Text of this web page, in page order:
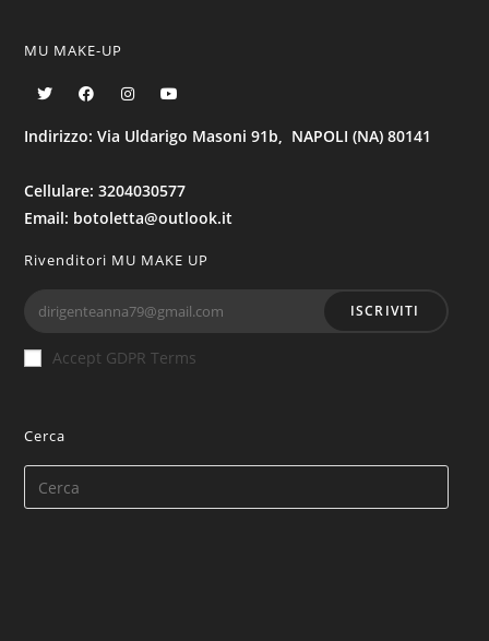
MU MAKE-UP
Indirizzo: Via Uldarigo Masoni 91b, NAPOLI (NA) 80141
Cellulare: 3204030577
Email: botoletta@outlook.it
Rivenditori MU MAKE UP
ISCRIVITI
Accept GDPR Terms
Cerca